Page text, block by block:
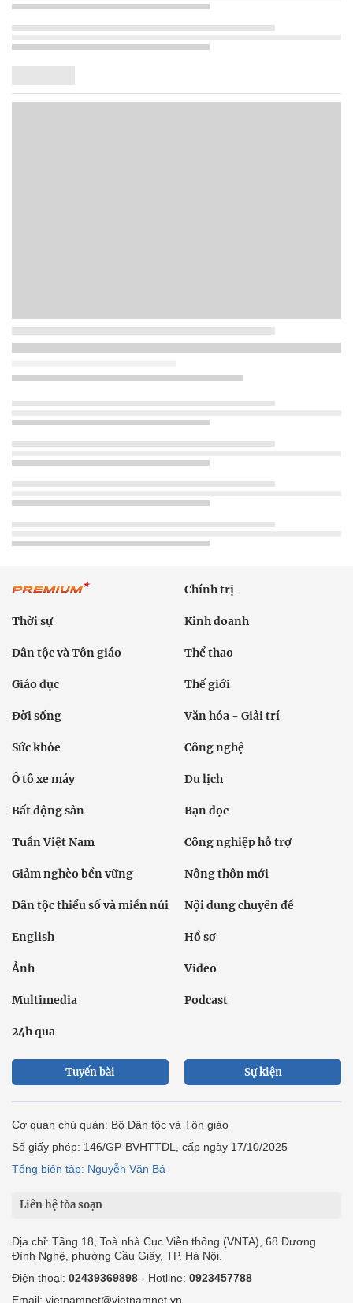
Chính trị
Thời sự Kinh doanh
Dân tộc và Tôn giáo Thể thao
Giáo dục Thế giới
Đời sống Văn hóa - Giải trí
Sức khỏe Công nghệ
Ô tô xe máy Du lịch
Bất động sản Bạn đọc
Tuần Việt Nam Công nghiệp hỗ trợ
Giảm nghèo bền vững Nông thôn mới
Dân tộc thiểu số và miền núi Nội dung chuyên đề
English Hồ sơ
Ảnh Video
Multimedia Podcast
24h qua
Tuyến bài Sự kiện
Cơ quan chủ quản: Bộ Dân tộc và Tôn giáo
Số giấy phép: 146/GP-BVHTTDL, cấp ngày 17/10/2025
Tổng biên tập: Nguyễn Văn Bá
Liên hệ tòa soạn
Địa chỉ: Tầng 18, Toà nhà Cục Viễn thông (VNTA), 68 Dương
Đình Nghệ, phường Cầu Giấy, TP. Hà Nội.
Điện thoại: 02439369898 - Hotline: 0923457788
Email: vietnamnet@vietnamnet.vn